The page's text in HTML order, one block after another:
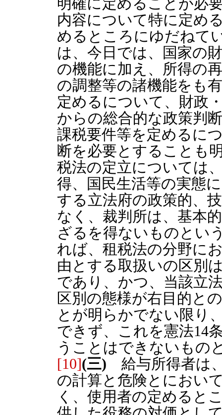
内容について特に定め
めるところにゆだねて
は、今日では、国家の
の機能に加え、所得の
の調整等の諸機能をも
定めるについて、財政
からの総合的な政策判
課税要件等を定めるに
断を必要とすることも
税法の定立については
得、国民生活等の実態
する立法府の政策的、
なく、裁判所は、基本
ざるを得ないものとい
れば、租税法の分野に
由とする取扱いの区別
であり、かつ、当該立
区別の態様が右目的と
とが明らかでない限り
できず、これを憲法14
うことはできないもの
[10](三) 給与所得者は
の計算と危険とにおい
く、使用者の定めると